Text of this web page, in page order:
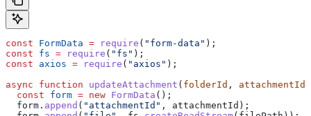
const FormData = require ( "form-data" );
const fs = require ( "fs" );
const axios = require ( "axios" );
async function updateAttachment ( folderId , attachmentId
  const
form = new FormData ();
  form
. append ( "attachmentId" , attachmentId );